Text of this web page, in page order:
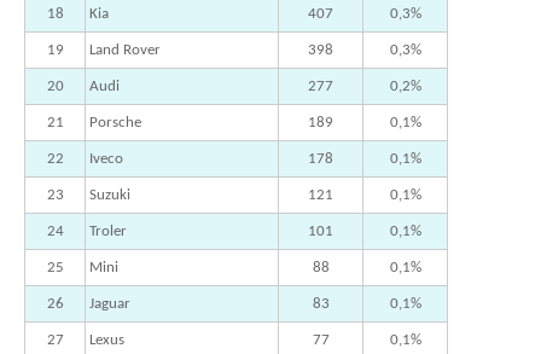
18 Kia 407 0,3%
19 Land Rover 398 0,3%
20 Audi 277 0,2%
21 Porsche 189 0,1%
22 Iveco 178 0,1%
23 Suzuki 121 0,1%
24 Troler 101 0,1%
25 Mini 88 0,1%
26 Jaguar 83 0,1%
27 Lexus 77 0,1%